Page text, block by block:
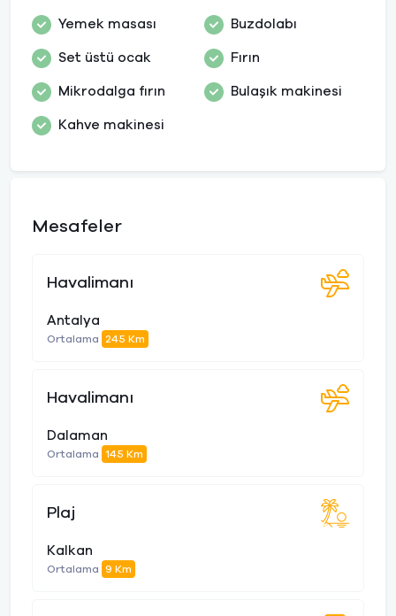
Yemek masası Buzdolabı
Set üstü ocak Fırın
Mikrodalga fırın Bulaşık makinesi
Kahve makinesi
Mesafeler
Havalimanı
Antalya
Ortalama 245 Km
Havalimanı
Dalaman
Ortalama 145 Km
Plaj
Kalkan
Ortalama 9 Km